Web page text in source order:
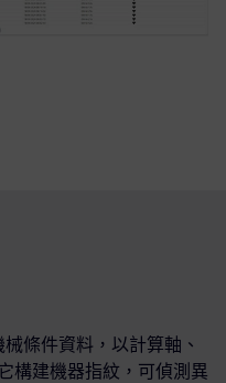
條件資料，以計算軸、
構建機器指紋，可偵測異